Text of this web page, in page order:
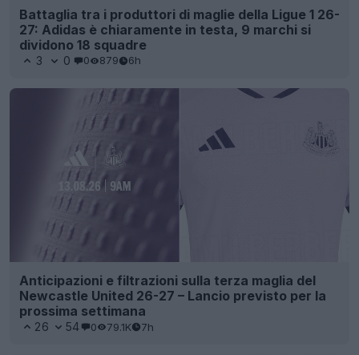
Battaglia tra i produttori di maglie della Ligue 1 26-
27: Adidas è chiaramente in testa, 9 marchi si
dividono 18 squadre
3 0 0 879 6h
Anticipazioni e filtrazioni sulla terza maglia del
Newcastle United 26-27 – Lancio previsto per la
prossima settimana
26 54 0 79.1K 7h